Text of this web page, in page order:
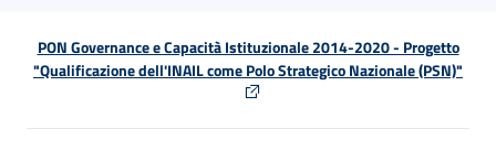
PON Governance e Capacità Istituzionale 2014-2020 - Progetto
"Qualificazione dell'INAIL come Polo Strategico Nazionale (PSN)"